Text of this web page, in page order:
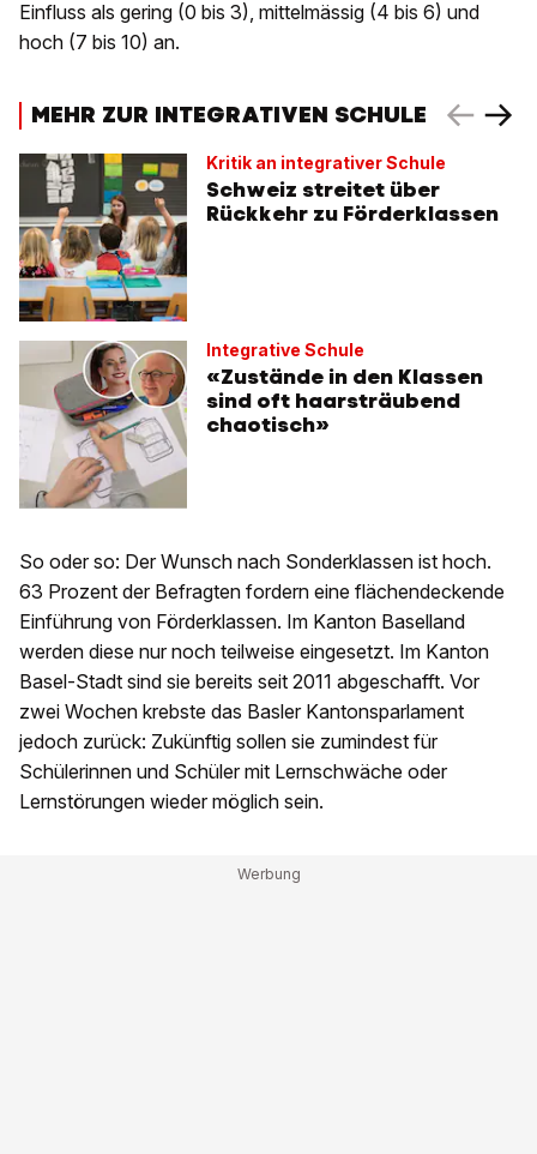
Einfluss als gering (0 bis 3), mittelmässig (4 bis 6) und
hoch (7 bis 10) an.
MEHR ZUR INTEGRATIVEN SCHULE
Kritik an integrativer Schule
Schweiz streitet über
Rückkehr zu Förderklassen
Integrative Schule
«Zustände in den Klassen
sind oft haarsträubend
chaotisch»
So oder so: Der Wunsch nach Sonderklassen ist hoch.
63 Prozent der Befragten fordern eine flächendeckende
Einführung von Förderklassen. Im Kanton Baselland
werden diese nur noch teilweise eingesetzt. Im Kanton
Basel-Stadt sind sie bereits seit 2011 abgeschafft. Vor
zwei Wochen krebste das Basler Kantonsparlament
jedoch zurück: Zukünftig sollen sie zumindest für
Schülerinnen und Schüler mit Lernschwäche oder
Lernstörungen wieder möglich sein.